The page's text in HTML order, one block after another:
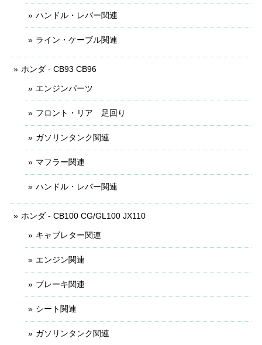
ハンドル・レバー関連
ライン・ケーブル関連
ホンダ - CB93 CB96
エンジンパーツ
フロント・リア 足回り
ガソリンタンク関連
マフラー関連
ハンドル・レバー関連
ホンダ - CB100 CG/GL100 JX110
キャブレター関連
エンジン関連
ブレーキ関連
シート関連
ガソリンタンク関連